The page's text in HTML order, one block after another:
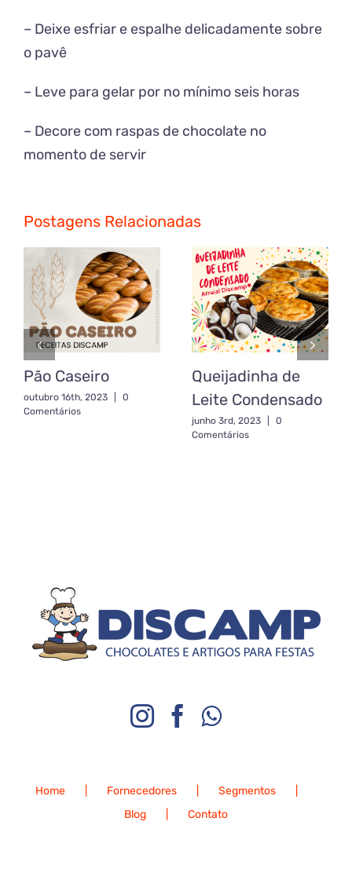
– Deixe esfriar e espalhe delicadamente sobre
o pavê
– Leve para gelar por no mínimo seis horas
– Decore com raspas de chocolate no
momento de servir
Postagens Relacionadas
Pão Caseiro
outubro 16th, 2023
0
Comentários
Queijadinha de
Leite Condensado
junho 3rd, 2023
0
Comentários
Home Fornecedores
Segmentos
Blog
Contato